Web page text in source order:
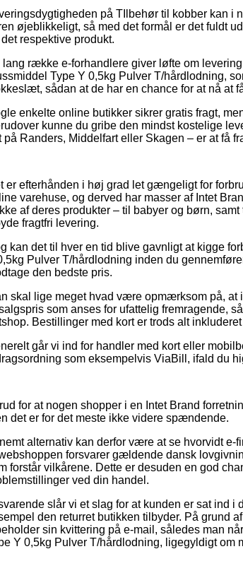
på TIlbehør til kobber kan
øjeblikkeligt, så med det formål er det fuldt
respektive produkt.
lang række e-forhandlere giver løfte om
Type Y 0,5kg Pulver T/hårdlodning,
sådan at de har en chance for at nå at
enkelte online butikker sikrer gratis fragt,
kunne du gribe den mindst kostelige
Randers, Middelfart eller Skagen – er at få
er efterhånden i høj grad let gængeligt for
varehuse, og derved har masser af Intet
af deres produkter – til babyer og børn,
fragtfri levering.
kan det til hver en tid blive gavnligt at kigge
Pulver T/hårdlodning inden du
den bedste pris.
skal lige meget hvad være opmærksom på, at
som anses for ufattelig fremragende,
Bestillinger med kort er trods alt
går vi ind for handler med kort eller
som eksempelvis ViaBill, ifald du
for at nogen shopper i en Intet Brand
det er for det meste ikke videre spændende.
alternativ kan derfor være at se hvorvidt
forsvarer gældende dansk
forstår vilkårene. Dette er desuden en god
ved din handel.
slår vi et slag for at kunden er sat ind
den returret butikken tilbyder. På grund
sin kvittering på e-mail, således man
Y 0,5kg Pulver T/hårdlodning, ligegyldigt om